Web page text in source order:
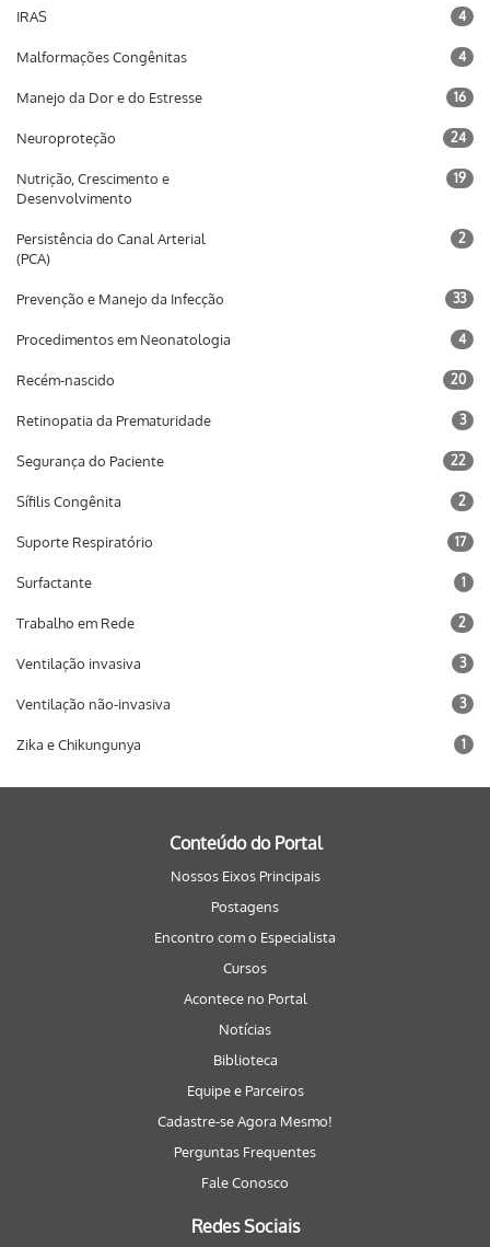
IRAS 4
Malformações Congênitas 4
Manejo da Dor e do Estresse 16
Neuroproteção 24
Nutrição, Crescimento e
Desenvolvimento
19
Persistência do Canal Arterial
(PCA)
2
Prevenção e Manejo da Infecção 33
Procedimentos em Neonatologia 4
Recém-nascido 20
Retinopatia da Prematuridade 3
Segurança do Paciente 22
Sífilis Congênita 2
Suporte Respiratório 17
Surfactante 1
Trabalho em Rede 2
Ventilação invasiva 3
Ventilação não-invasiva 3
Zika e Chikungunya 1
Conteúdo do Portal
Nossos Eixos Principais
Postagens
Encontro com o Especialista
Cursos
Acontece no Portal
Notícias
Biblioteca
Equipe e Parceiros
Cadastre-se Agora Mesmo!
Perguntas Frequentes
Fale Conosco
Redes Sociais